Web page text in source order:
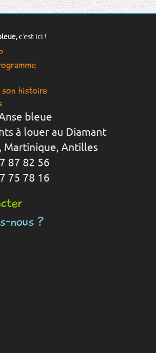
, c'est ici !
histoire
bleue
à louer au Diamant
Martinique, Antilles
87 82 56
75 78 16
nous ?